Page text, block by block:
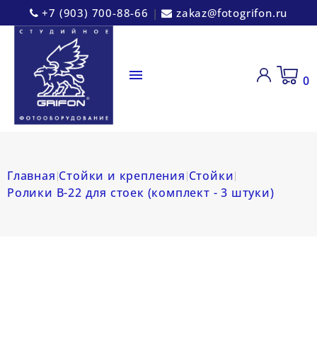
+7 (903) 700-88-66 | zakaz@fotogrifon.ru
 0
Главная Стойки и крепления Стойки
Ролики B-22 для стоек (комплект - 3 штуки)